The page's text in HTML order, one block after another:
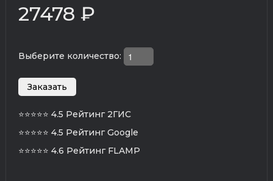
27478 ₽
Выберите количество:
⭐⭐⭐⭐⭐ 4.5 Рейтинг 2ГИС
⭐⭐⭐⭐⭐ 4.5 Рейтинг Google
⭐⭐⭐⭐⭐ 4.6 Рейтинг FLAMP